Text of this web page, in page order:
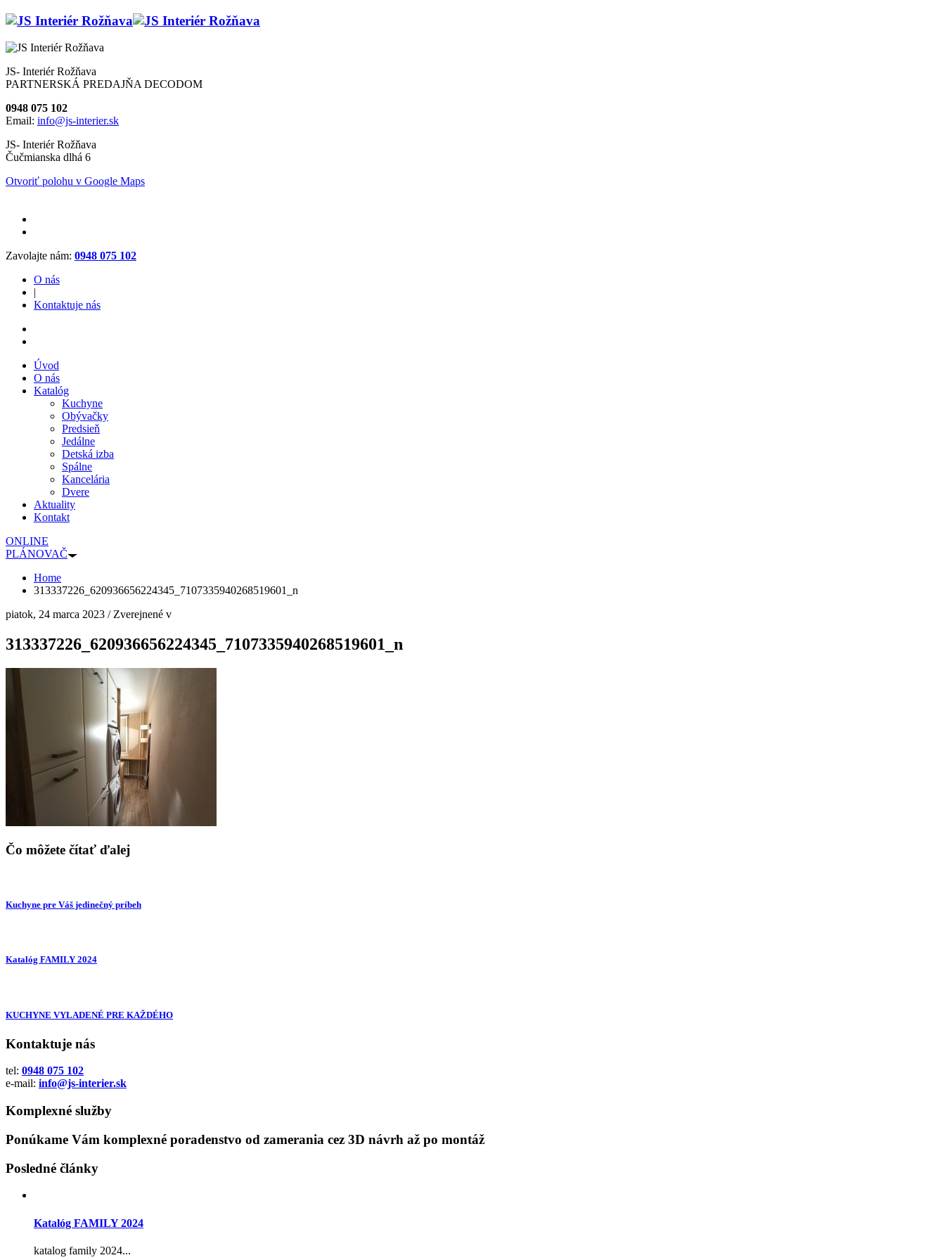
JS- Interiér Rožňava
PARTNERSKÁ PREDAJŇA DECODOM
0948 075 102
Email: info@js-interier.sk
JS- Interiér Rožňava
Čučmianska dlhá 6
Otvoriť polohu v Google Maps
Zavolajte nám: 0948 075 102
O nás
|
Kontaktuje nás
Úvod
O nás
Katalóg
Kuchyne
Obývačky
Predsieň
Jedálne
Detská izba
Spálne
Kancelária
Dvere
Aktuality
Kontakt
ONLINE
PLÁNOVAČ
Home
313337226_620936656224345_7107335940268519601_n
piatok, 24 marca 2023 /Zverejnené v
313337226_620936656224345_7107335940268519601_n
Čo môžete čítať ďalej
Kuchyne pre Váš jedinečný príbeh
Katalóg FAMILY 2024
KUCHYNE VYLADENÉ PRE KAŽDÉHO
Kontaktuje nás
tel: 0948 075 102
e-mail: info@js-interier.sk
Komplexné služby
Ponúkame Vám komplexné poradenstvo od zamerania cez 3D návrh až po montáž
Posledné články
Katalóg FAMILY 2024
katalog family 2024...